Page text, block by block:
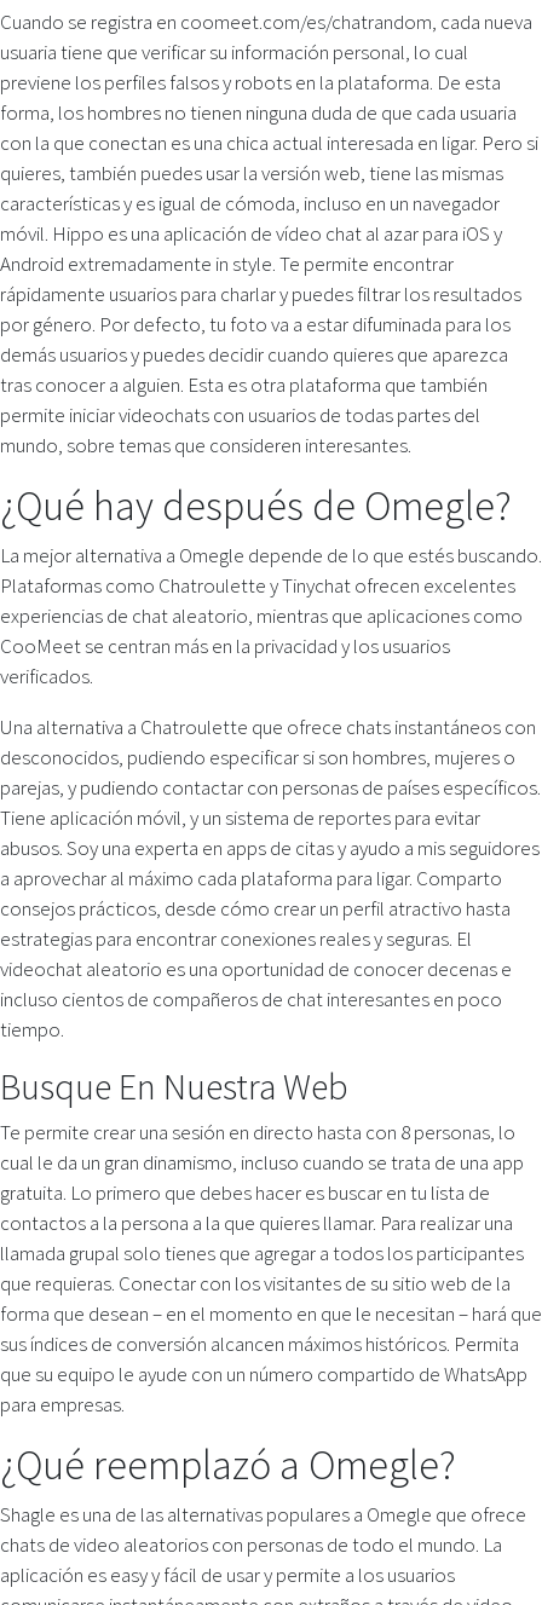
Cuando se registra en coomeet.com/es/chatrandom, cada nueva
usuaria tiene que verificar su información personal, lo cual
previene los perfiles falsos y robots en la plataforma. De esta
forma, los hombres no tienen ninguna duda de que cada usuaria
con la que conectan es una chica actual interesada en ligar. Pero si
quieres, también puedes usar la versión web, tiene las mismas
características y es igual de cómoda, incluso en un navegador
móvil. Hippo es una aplicación de vídeo chat al azar para iOS y
Android extremadamente in style. Te permite encontrar
rápidamente usuarios para charlar y puedes filtrar los resultados
por género. Por defecto, tu foto va a estar difuminada para los
demás usuarios y puedes decidir cuando quieres que aparezca
tras conocer a alguien. Esta es otra plataforma que también
permite iniciar videochats con usuarios de todas partes del
mundo, sobre temas que consideren interesantes.
¿Qué hay después de Omegle?
La mejor alternativa a Omegle depende de lo que estés buscando.
Plataformas como Chatroulette y Tinychat ofrecen excelentes
experiencias de chat aleatorio, mientras que aplicaciones como
CooMeet se centran más en la privacidad y los usuarios
verificados.
Una alternativa a Chatroulette que ofrece chats instantáneos con
desconocidos, pudiendo especificar si son hombres, mujeres o
parejas, y pudiendo contactar con personas de países específicos.
Tiene aplicación móvil, y un sistema de reportes para evitar
abusos. Soy una experta en apps de citas y ayudo a mis seguidores
a aprovechar al máximo cada plataforma para ligar. Comparto
consejos prácticos, desde cómo crear un perfil atractivo hasta
estrategias para encontrar conexiones reales y seguras. El
videochat aleatorio es una oportunidad de conocer decenas e
incluso cientos de compañeros de chat interesantes en poco
tiempo.
Busque En Nuestra Web
Te permite crear una sesión en directo hasta con 8 personas, lo
cual le da un gran dinamismo, incluso cuando se trata de una app
gratuita. Lo primero que debes hacer es buscar en tu lista de
contactos a la persona a la que quieres llamar. Para realizar una
llamada grupal solo tienes que agregar a todos los participantes
que requieras. Conectar con los visitantes de su sitio web de la
forma que desean – en el momento en que le necesitan – hará que
sus índices de conversión alcancen máximos históricos. Permita
que su equipo le ayude con un número compartido de WhatsApp
para empresas.
¿Qué reemplazó a Omegle?
Shagle es una de las alternativas populares a Omegle que ofrece
chats de video aleatorios con personas de todo el mundo. La
aplicación es easy y fácil de usar y permite a los usuarios